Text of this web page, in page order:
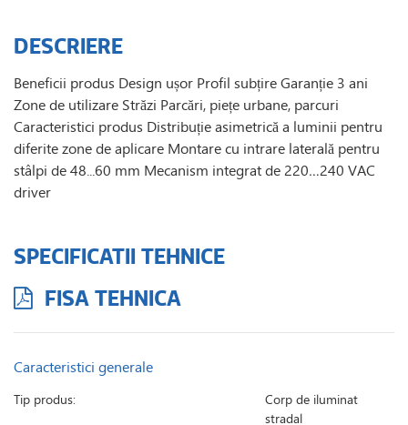
DESCRIERE
Beneficii produs Design ușor Profil subțire Garanție 3 ani
Zone de utilizare Străzi Parcări, piețe urbane, parcuri
Caracteristici produs Distribuție asimetrică a luminii pentru
diferite zone de aplicare Montare cu intrare laterală pentru
stâlpi de 48...60 mm Mecanism integrat de 220…240 VAC
driver
SPECIFICATII TEHNICE
FISA TEHNICA
Caracteristici generale
Tip produs:
Corp de iluminat
stradal